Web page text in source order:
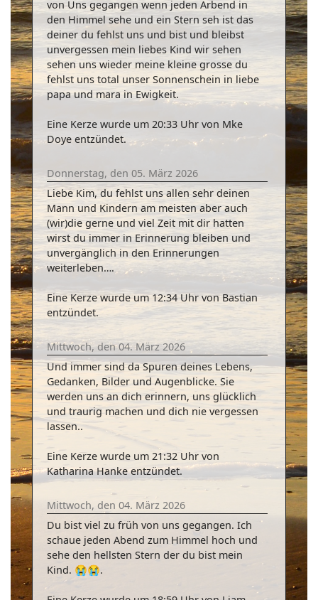
von Uns gegangen wenn jeden Arbend in
den Himmel sehe und ein Stern seh ist das
deiner du fehlst uns und bist und bleibst
unvergessen mein liebes Kind wir sehen
sehen uns wieder meine kleine grosse du
fehlst uns total unser Sonnenschein in liebe
papa und mara in Ewigkeit.
Eine Kerze wurde um 20:33 Uhr von Mke
Doye entzündet.
Donnerstag, den 05. März 2026
Liebe Kim, du fehlst uns allen sehr deinen
Mann und Kindern am meisten aber auch
(wir)die gerne und viel Zeit mit dir hatten
wirst du immer in Erinnerung bleiben und
unvergänglich in den Erinnerungen
weiterleben….
Eine Kerze wurde um 12:34 Uhr von Bastian
entzündet.
Mittwoch, den 04. März 2026
Und immer sind da Spuren deines Lebens,
Gedanken, Bilder und Augenblicke. Sie
werden uns an dich erinnern, uns glücklich
und traurig machen und dich nie vergessen
lassen..
Eine Kerze wurde um 21:32 Uhr von
Katharina Hanke entzündet.
Mittwoch, den 04. März 2026
Du bist viel zu früh von uns gegangen. Ich
schaue jeden Abend zum Himmel hoch und
sehe den hellsten Stern der du bist mein
Kind. 😭😭.